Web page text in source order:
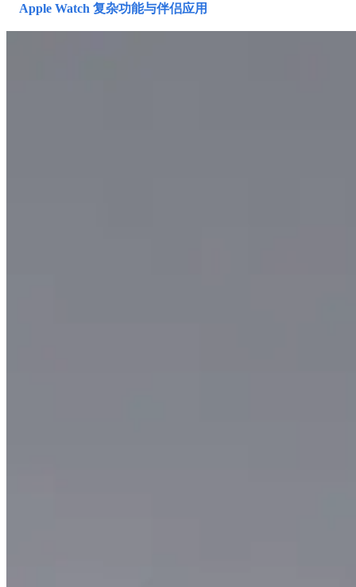
Apple Watch 复杂功能与伴侣应用